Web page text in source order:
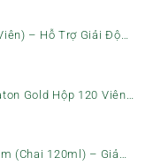
– Hỗ Trợ Giải Độc
Gold Hộp 120 Viên
Mặt & Rối Loạn Tiền
(Chai 120ml) – Giảm